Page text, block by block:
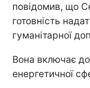
повідомив, що
готовність
гуманітарної
Вона включає
енергетичної